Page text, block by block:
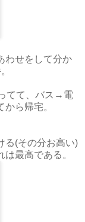
わせをして分か
てて、バス→電
ら帰宅。
る(その分お高い)
最高である。